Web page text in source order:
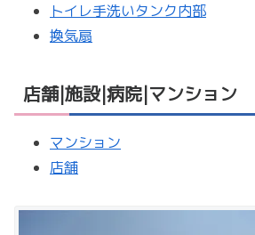
トイレ手洗いタンク内部
換気扇
店舗|施設|病院|マンション
マンション
店舗